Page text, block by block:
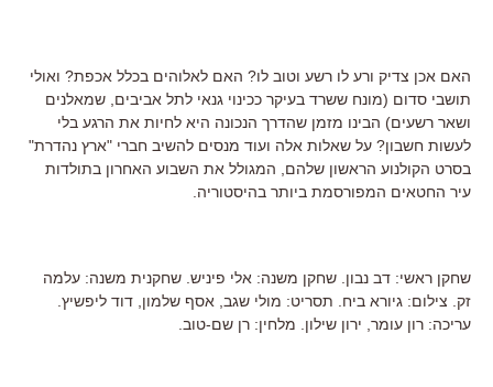
האם אכן צדיק ורע לו רשע וטוב לו? האם לאלוהים בכלל אכפת? ואולי
תושבי סדום (מונח ששרד בעיקר ככינוי גנאי לתל אביבים, שמאלנים
ושאר רשעים) הבינו מזמן שהדרך הנכונה היא לחיות את הרגע בלי
לעשות חשבון? על שאלות אלה ועוד מנסים להשיב חברי "ארץ נהדרת"
בסרט הקולנוע הראשון שלהם, המגולל את השבוע האחרון בתולדות
עיר החטאים המפורסמת ביותר בהיסטוריה.
שחקן ראשי: דב נבון. שחקן משנה: אלי פיניש. שחקנית משנה: עלמה
זק. צילום: גיורא ביח. תסריט: מולי שגב, אסף שלמון, דוד ליפשיץ.
עריכה: רון עומר, ירון שילון. מלחין: רן שם-טוב.